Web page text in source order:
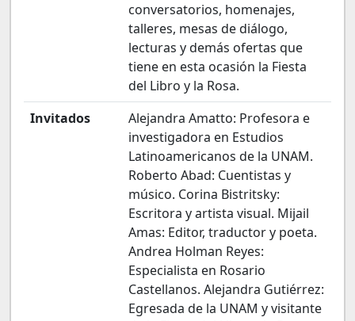
conversatorios, homenajes,
talleres, mesas de diálogo,
lecturas y demás ofertas que
tiene en esta ocasión la Fiesta
del Libro y la Rosa.
Invitados
Alejandra Amatto: Profesora e
investigadora en Estudios
Latinoamericanos de la UNAM.
Roberto Abad: Cuentistas y
músico. Corina Bistritsky:
Escritora y artista visual. Mijail
Amas: Editor, traductor y poeta.
Andrea Holman Reyes:
Especialista en Rosario
Castellanos. Alejandra Gutiérrez:
Egresada de la UNAM y visitante